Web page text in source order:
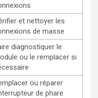
et nettoyer les
de masse
diagnostiquer le
ou le remplacer si
ou réparer
de phare